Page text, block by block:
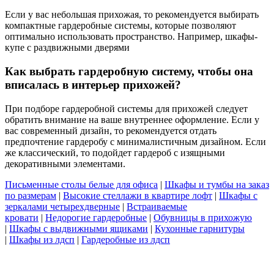
Если у вас небольшая прихожая, то рекомендуется выбирать
компактные гардеробные системы, которые позволяют
оптимально использовать пространство. Например, шкафы-
купе с раздвижными дверями
Как выбрать гардеробную систему, чтобы она
вписалась в интерьер прихожей?
При подборе гардеробной системы для прихожей следует
обратить внимание на ваше внутреннее оформление. Если у
вас современный дизайн, то рекомендуется отдать
предпочтение гардеробу с минималистичным дизайном. Если
же классический, то подойдет гардероб с изящными
декоративными элементами.
Письменные столы белые для офиса | Шкафы и тумбы на заказ
по размерам | Высокие стеллажи в квартире лофт | Шкафы с
зеркалами четырехдверные | Встраиваемые
кровати | Недорогие гардеробные | Обувницы в прихожую
| Шкафы с выдвижными ящиками | Кухонные гарнитуры
| Шкафы из лдсп | Гардеробные из лдсп